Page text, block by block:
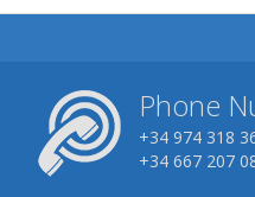
Phone
+34 974 318
+34 667 207